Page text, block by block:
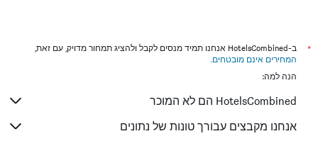
מלונות בניו יורק
מלונות בבנגקוק
מלונות בבוקרשט
מלונות בפאפוס
*
ב-HotelsCombined אנחנו תמיד מנסים לקבל ולהציג תמחור מדויק, עם זאת,
המחירים אינם מובטחים.
הנה למה:
HotelsCombined הם לא המוכר
אנחנו מקבצים עבורך טונות של נתונים